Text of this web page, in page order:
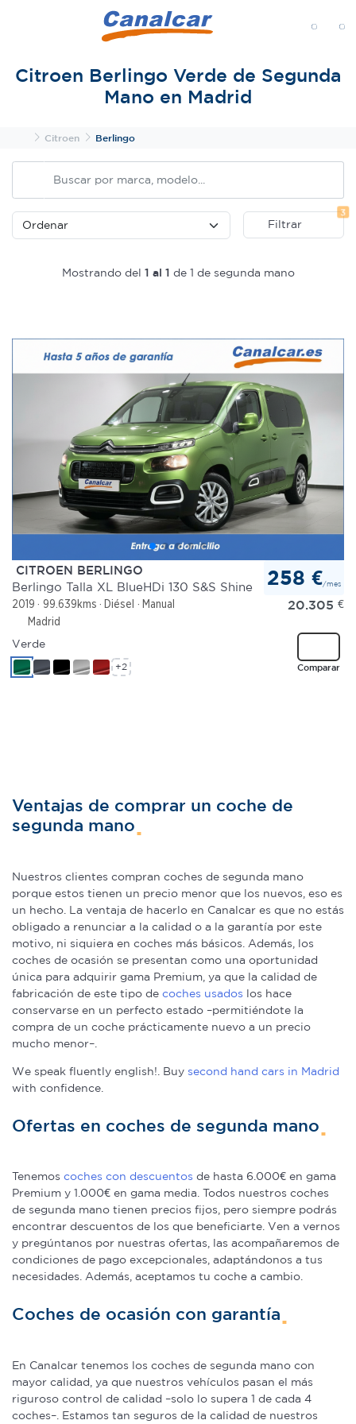
Citroen Berlingo Verde de Segunda
Mano en Madrid
InicioCitroen Berlingo
Filtrar
3
Mostrando del 1 al 1 de 1 de segunda mano
CITROEN BERLINGO
Berlingo Talla XL BlueHDi 130 S&S Shine
2019 99.639kms Diésel
Manual
Madrid
258 €/mes
20.305 €
Comparar
Verde
+2
Ventajas de comprar un coche de
segunda mano
Nuestros clientes compran coches de segunda mano
porque estos tienen un precio menor que los nuevos, eso es
un hecho. La ventaja de hacerlo en Canalcar es que no estás
obligado a renunciar a la calidad o a la garantía por este
motivo, ni siquiera en coches más básicos. Además, los
coches de ocasión se presentan como una oportunidad
única para adquirir gama Premium, ya que la calidad de
fabricación de este tipo de coches usados los hace
conservarse en un perfecto estado –permitiéndote la
compra de un coche prácticamente nuevo a un precio
mucho menor–.
We speak fluently english!. Buy second hand cars in Madrid
with confidence.
Ofertas en coches de segunda mano
Tenemos coches con descuentos de hasta 6.000€ en gama
Premium y 1.000€ en gama media. Todos nuestros coches
de segunda mano tienen precios fijos, pero siempre podrás
encontrar descuentos de los que beneficiarte. Ven a vernos
y pregúntanos por nuestras ofertas, las acompañaremos de
condiciones de pago excepcionales, adaptándonos a tus
necesidades. Además, aceptamos tu coche a cambio.
Coches de ocasión con garantía
En Canalcar tenemos los coches de segunda mano con
mayor calidad, ya que nuestros vehículos pasan el más
riguroso control de calidad –solo lo supera 1 de cada 4
coches–. Estamos tan seguros de la calidad de nuestros